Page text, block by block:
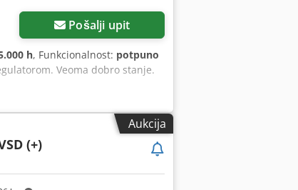
Pošalji upit
h, Funkcionalnost: potpuno
Veoma dobro stanje.
Aukcija
(+)